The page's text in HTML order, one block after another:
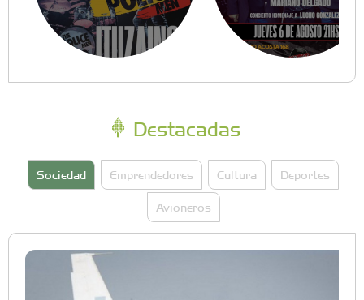
Destacadas
Sociedad Emprendedores Cultura Deportes
Avioneros